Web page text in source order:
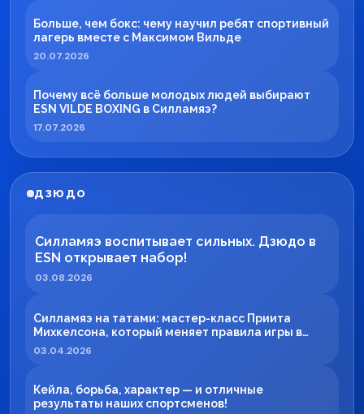
Больше, чем бокс: чему научил ребят спортивный
лагерь вместе с Максимом Вильде
20.07.2026
Почему всё больше молодых людей выбирают
ESN VILDE BOXING в Силламяэ?
17.07.2026
ДЗЮДО
Силламяэ воспитывает сильных. Дзюдо в
ESN открывает набор!
03.08.2026
Силламяэ на татами: мастер-класс Приита
Михкелсона, который меняет правила игры в
регионе
03.04.2026
Кейла, борьба, характер — и отличные
результаты наших спортсменов!